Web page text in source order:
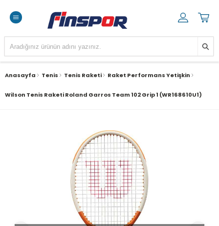
Anasayfa Tenis Tenis Raketi Raket Performans Yetişkin
Wilson Tenis Raketi Roland Garros Team 102 Grip 1 (WR168610U1)